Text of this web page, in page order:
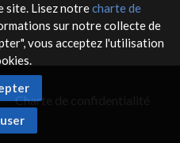
site. Lisez notrecharte de
sur notre collecte de
vous acceptez l'utilisation
Charte de confidentialité